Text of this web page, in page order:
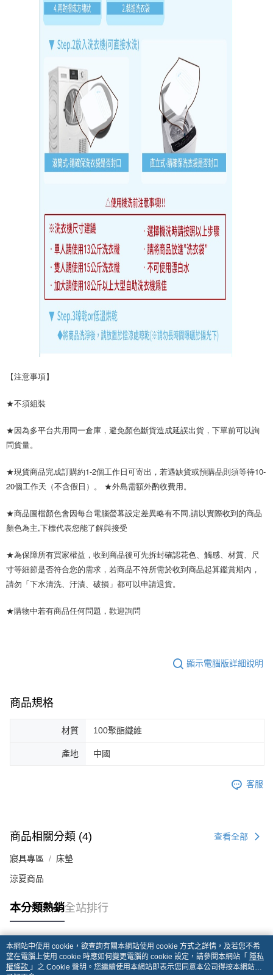
【注意事項】
★不須組裝
★因為多平台共用同一倉庫，避免顏色斷貨造成延誤出貨，下單前可以詢
問貨量。
★現貨商品完成訂購約1-2個工作日可寄出，若遇缺貨或預購品則須等待10-
20個工作天（不含假日）。 ★外島需額外酌收費用。
★商品圖檔顏色會因每台電腦螢幕設定差異略有不同,請以實際收到的商品
顏色為主,下標代表您能了解與接受
★為保障所有買家權益，收到商品後可先拆封確認花色、觸感、材質、尺
寸等細節是否符合您的需求，若商品不符所需於收到商品起算鑑賞期內，
請勿「下水清洗、汙漬、破損」都可以申請退貨。
★購物中若有商品任何問題，歡迎詢問
顯示電腦版詳細說明
商品規格
材質 100聚酯纖維
產地 中國
客服
商品相關分類 (4) 查看全部
寢具專區 床墊
涼夏商品
本分類熱銷全站排行
熱門標籤
本網站中使用 cookie，欲查詢有關本網站使用 cookie 方式之詳情，及若您不希
望在電腦上使用 cookie 時應如何變更電腦的 cookie 設定，請參閱本網站「 隱私
權條款 」之 Cookie 聲明。您繼續使用本網站即表示您同意本公司得按本網站使